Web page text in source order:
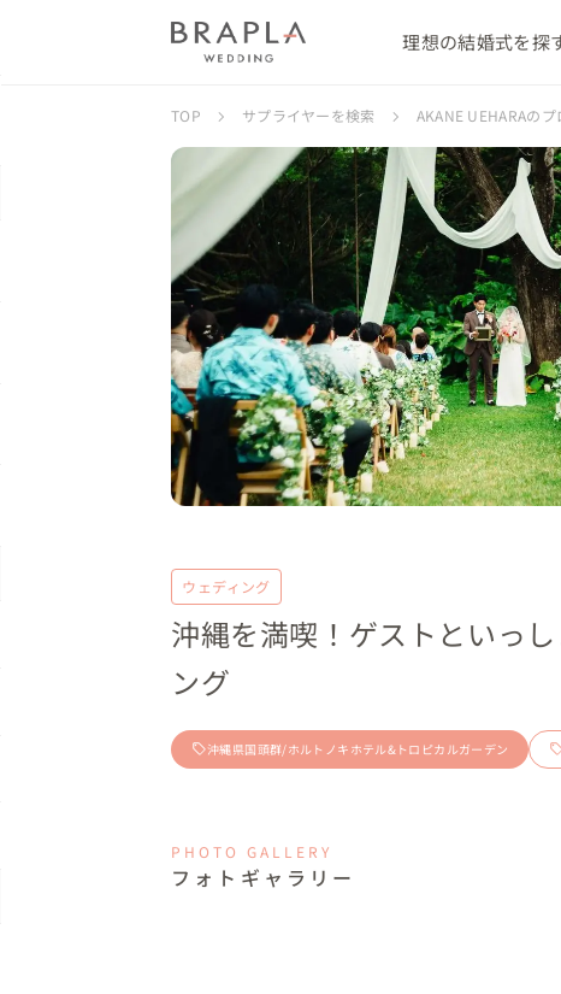
理想の結婚式を探
TOP サプライヤーを検索 AKANE UEHARAの
ウェディング
沖縄を満喫！ゲストといっ
ング
沖縄県国頭群/ホルトノキホテル&トロピカルガーデン
PHOTO GALLERY
フォトギャラリー